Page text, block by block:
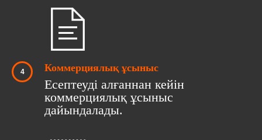
Коммерциялық ұсыныс
Есептеуді алғаннан кейін
коммерциялық ұсыныс
дайындалады.